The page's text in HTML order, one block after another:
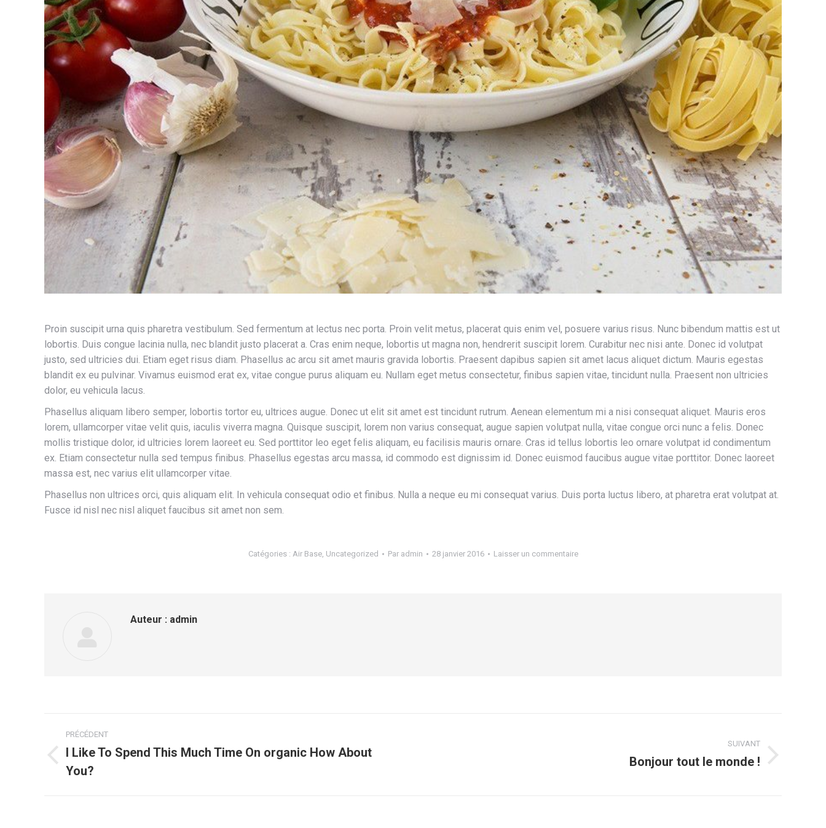
Proin suscipit urna quis pharetra vestibulum. Sed fermentum at lectus nec porta. Proin velit metus, placerat quis enim vel, posuere varius risus. Nunc bibendum mattis est ut
lobortis. Duis congue lacinia nulla, nec blandit justo placerat a. Cras enim neque, lobortis ut magna non, hendrerit suscipit lorem. Curabitur nec nisi ante. Donec id volutpat
justo, sed ultricies dui. Etiam eget risus diam. Phasellus ac arcu sit amet mauris gravida lobortis. Praesent dapibus sapien sit amet lacus aliquet dictum. Mauris egestas
blandit ex eu pulvinar. Vivamus euismod erat ex, vitae congue purus aliquam eu. Nullam eget metus consectetur, finibus sapien vitae, tincidunt nulla. Praesent non ultricies
dolor, eu vehicula lacus.
Phasellus aliquam libero semper, lobortis tortor eu, ultrices augue. Donec ut elit sit amet est tincidunt rutrum. Aenean elementum mi a nisi consequat aliquet. Mauris eros
lorem, ullamcorper vitae velit quis, iaculis viverra magna. Quisque suscipit, lorem non varius consequat, augue sapien volutpat nulla, vitae congue orci nunc a felis. Donec
mollis tristique dolor, id ultricies lorem laoreet eu. Sed porttitor leo eget felis aliquam, eu facilisis mauris ornare. Cras id tellus lobortis leo ornare volutpat id condimentum
ex. Etiam consectetur nulla sed tempus finibus. Phasellus egestas arcu massa, id commodo est dignissim id. Donec euismod faucibus augue vitae porttitor. Donec laoreet
massa est, nec varius elit ullamcorper vitae.
Phasellus non ultrices orci, quis aliquam elit. In vehicula consequat odio et finibus. Nulla a neque eu mi consequat varius. Duis porta luctus libero, at pharetra erat volutpat at.
Fusce id nisl nec nisl aliquet faucibus sit amet non sem.
Catégories : Air Base, Uncategorized Par admin 28 janvier 2016 Laisser un commentaire
Auteur : admin
Navigation
article
PRÉCÉDENT
précédent
I Like To Spend This Much Time On organic How About
You?
SUIVANT
Bonjour tout le monde !